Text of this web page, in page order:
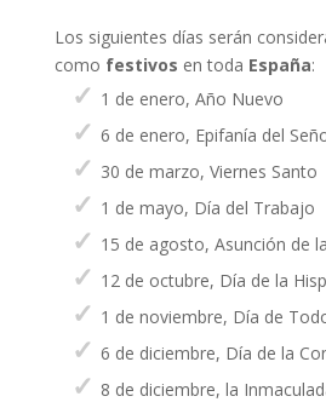
Los siguientes días serán
como festivos en toda España:
1 de enero, Año Nuevo
6 de enero, Epifanía del
30 de marzo, Viernes Santo
1 de mayo, Día del Trabajo
15 de agosto, Asunción de
12 de octubre, Día de la
1 de noviembre, Día de
6 de diciembre, Día de la
8 de diciembre, la